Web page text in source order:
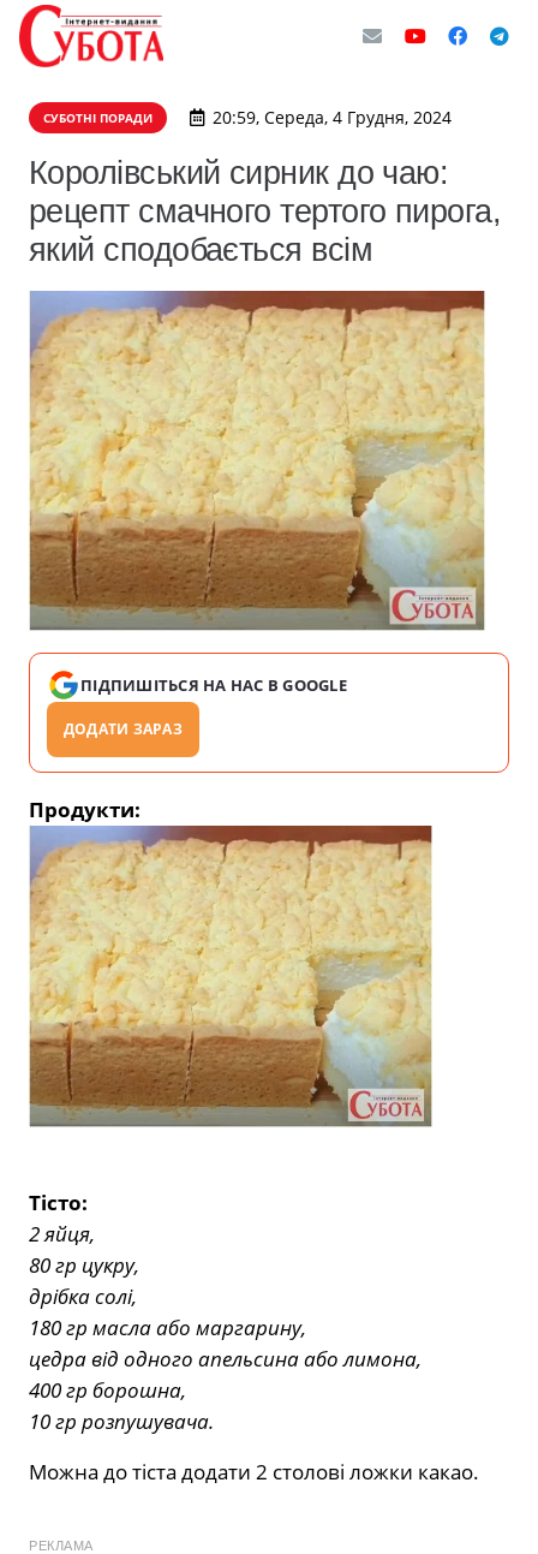
СУБОТНІ ПОРАДИ 20:59, Середа, 4 Грудня, 2024
Королівський сирник до чаю:
рецепт смачного тертого пирога,
який сподобається всім
ПІДПИШІТЬСЯ НА НАС В GOOGLE
ДОДАТИ ЗАРАЗ
Продукти:
Тісто:
2 яйця,
80 гр цукру,
дрібка солі,
180 гр масла або маргарину,
цедра від одного апельсина або лимона,
400 гр борошна,
10 гр розпушувача.
Можна до тіста додати 2 столові ложки какао.
РЕКЛАМА